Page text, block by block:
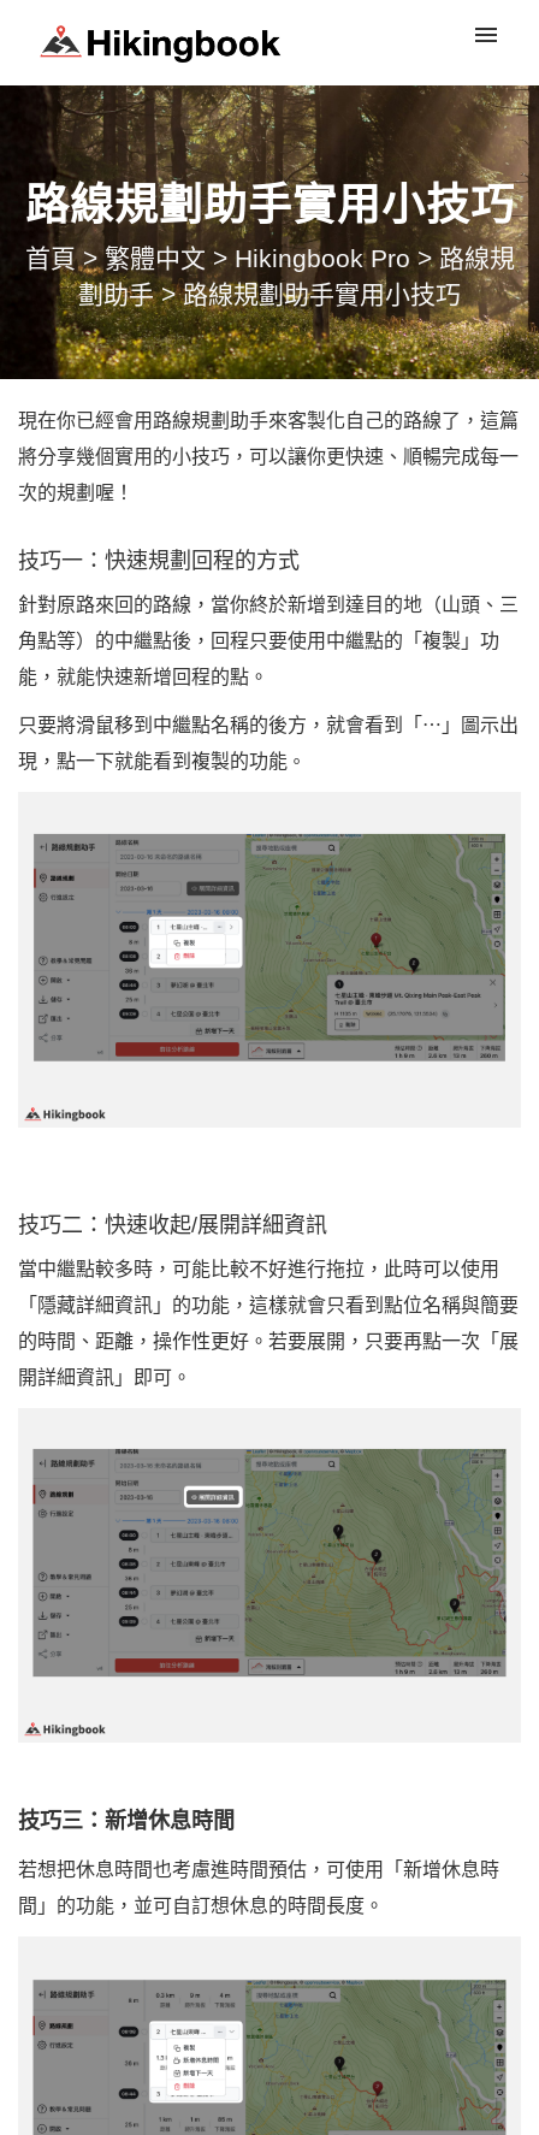
登入
路線規劃助手實用小技巧
首頁 > 繁體中文 > Hikingbook Pro > 路線規
劃助手 > 路線規劃助手實用小技巧
現在你已經會用路線規劃助手來客製化自己的路線了，這篇
將分享幾個實用的小技巧，可以讓你更快速、順暢完成每一
次的規劃喔！
技巧一：快速規劃回程的方式
針對原路來回的路線，當你終於新增到達目的地（山頭、三
角點等）的中繼點後，回程只要使用中繼點的「複製」功
能，就能快速新增回程的點。
只要將滑鼠移到中繼點名稱的後方，就會看到「⋯」圖示出
現，點一下就能看到複製的功能 。
技巧二：快速收起/展開詳細資訊
當中繼點較多時，可能比較不好進行拖拉，此時可以使用
「隱藏詳細資訊」的功能，這樣就會只看到點位名稱與簡要
的時間、距離，操作性更好。若要展開，只要再點一次「展
開詳細資訊」即可。
技巧三：新增休息時間
若想把休息時間也考慮進時間預估，可使用「新增休息時
間」的功能，並可自訂想休息的時間長度。